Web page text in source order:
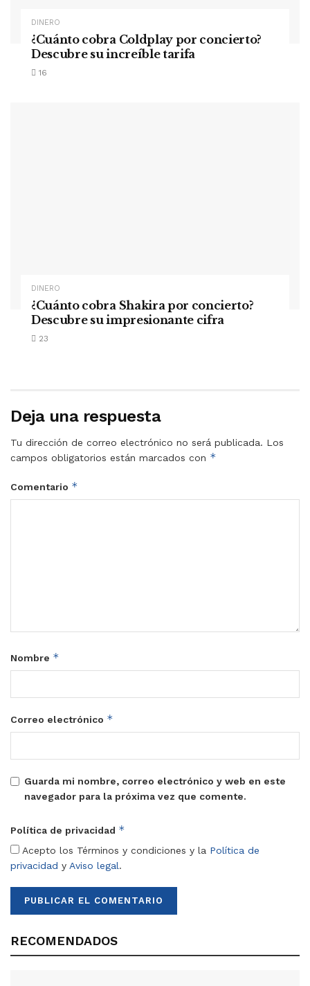
DINERO
¿Cuánto cobra Coldplay por concierto?
Descubre su increíble tarifa
16
DINERO
¿Cuánto cobra Shakira por concierto?
Descubre su impresionante cifra
23
Deja una respuesta
Tu dirección de correo electrónico no será publicada. Los
campos obligatorios están marcados con *
Comentario *
Nombre *
Correo electrónico *
Guarda mi nombre, correo electrónico y web en este
navegador para la próxima vez que comente.
Política de privacidad *
Acepto los Términos y condiciones y la Política de
privacidad y Aviso legal.
RECOMENDADOS